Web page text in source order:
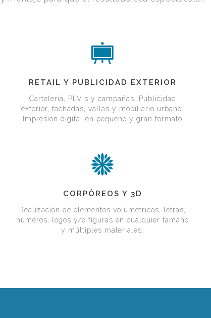
RETAIL
Y
PUBLICIDAD
EXTERIOR
RETAIL Y PUBLICIDAD EXTERIOR
Cartelería, PLV's y campañas. Publicidad
exterior, fachadas, vallas y mobiliario urbano.
Impresión digital en pequeño y gran formato
CORPÓREOS
Y
CORPÓREOS Y 3D
Realización de elementos volumétricos, letras,
números, logos y/o figuras en cualquier tamaño
y múltiples materiales.